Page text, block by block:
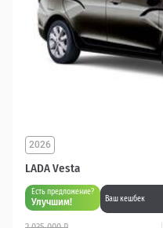
LADA Vesta
2026
Есть предложение?
Улучшим! Ваш кешбек